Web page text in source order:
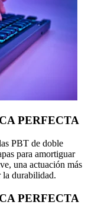
PERFECTA
PBT de doble
para amortiguar
una actuación más
la durabilidad.
PERFECTA